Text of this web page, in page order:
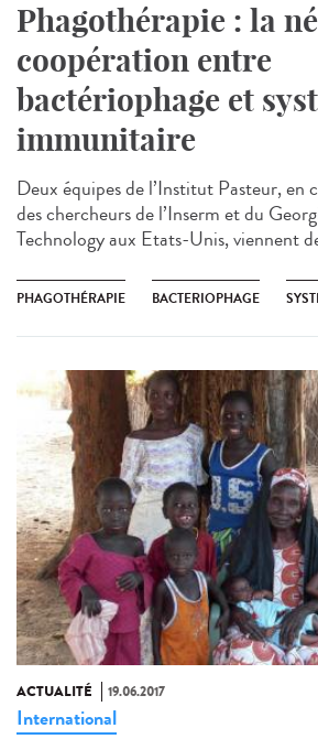
Phagothérapie : la
coopération entre
bactériophage et
immunitaire
Deux équipes de l’Institut Pasteur, en
des chercheurs de l’Inserm et du
Technology aux Etats-Unis, viennent
PHAGOTHÉRAPIE BACTERIOPHAGE
ACTUALITÉ 19.06.2017
International